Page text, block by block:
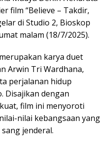
film “Believe – Takdir,
di Studio 2, Bioskop
malam (18/7/2025).
karya duet
Arwin Tri Wardhana,
perjalanan hidup
Disajikan dengan
film ini menyoroti
nilai kebangsaan yang
jenderal.